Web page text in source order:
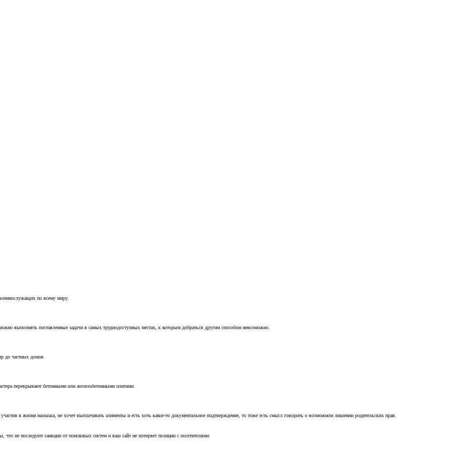
по всему миру.
выполнять поставленные задачи в самых труднодоступных местах, к которым добраться другим способом невозможно.
до частных домов.
перекрывают бетонными или железобетонными плитами.
в жизни малыша, не хочет выплачивать алименты и есть хоть какое-то документальное подтверждение, то тоже есть смысл говорить о возможном лишении родительских прав.
не последуют санкции от поисковых систем и ваш сайт не потеряет позиции с посетителями.